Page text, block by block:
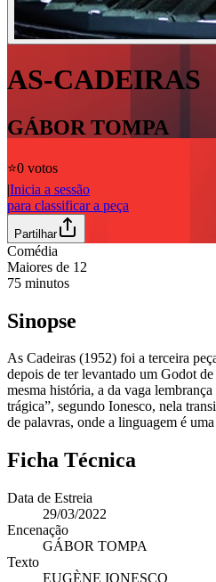
AS-CADEIRAS
GÁBOR TOMPA
⭐️0 votos
|Inicia a sessão
para classificar a peça
Partilhar
Comédia
Maiores de 12
75 minutos
Sinopse
As Cadeiras (1952) foi a terceira
depois de ter levantado um Godot
mesma história, a da vaga
trágica”, segundo Ionesco, nela
de palavras, onde a linguagem é
Ficha Técnica
Data de Estreia
29/03/2022
Encenação
GÁBOR TOMPA
Texto
EUGÈNE IONESCO